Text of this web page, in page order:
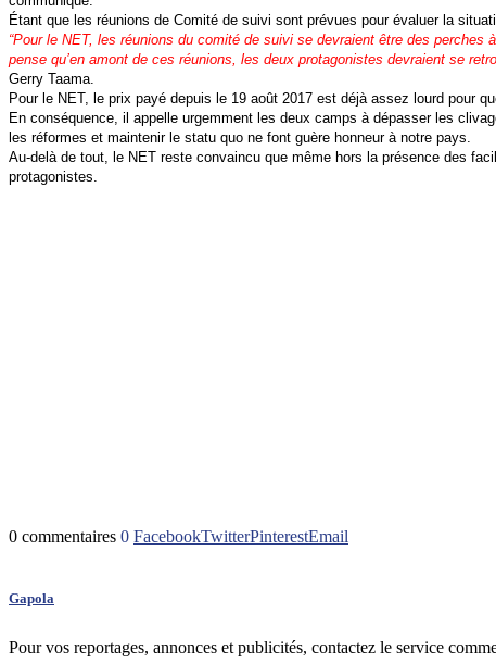
Étant que les réunions de Comité de suivi sont prévues pour évaluer la
“Pour le NET, les réunions du comité de suivi se devraient être des
pense qu’en amont de ces réunions, les deux protagonistes devraient se
Gerry Taama.
Pour le NET, le prix payé depuis le 19 août 2017 est déjà assez lourd pour
En conséquence, il appelle urgemment les deux camps à dépasser les
les réformes et maintenir le statu quo ne font guère honneur à notre pays.
Au-delà de tout, le NET reste convaincu que même hors la présence des
protagonistes.
0 commentaires 0 FacebookTwitterPinterestEmail
Gapola
Pour vos reportages, annonces et publicités, contactez le service